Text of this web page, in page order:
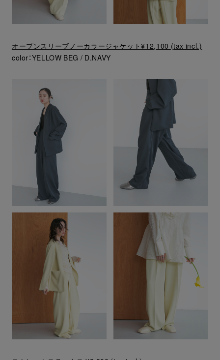
オープンスリーブノーカラージャケット¥12,100 (tax incl.)
color：YELLOW BEG / D.NAVY